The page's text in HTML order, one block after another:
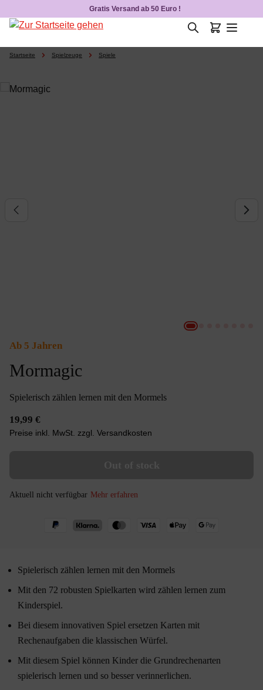
Zum Hauptinhalt springenGratis Versand ab 50 Euro !
Startseite Spielzeuge Spiele
Bildergalerie überspringen
Ab 5 Jahren
Mormagic
Spielerisch zählen lernen mit den Mormels
19,99 €
Preise inkl. MwSt. zzgl. Versandkosten
Aktuell nicht verfügbar Mehr erfahren
Spielerisch zählen lernen mit den Mormels
Mit den 72 robusten Spielkarten wird zählen lernen zum
Kinderspiel.
Bei diesem innovativen Spiel ersetzen Karten mit
Rechenaufgaben die klassischen Würfel.
Mit diesem Spiel können Kinder die Grundrechenarten
spielerisch lernen und so besser verinnerlichen.